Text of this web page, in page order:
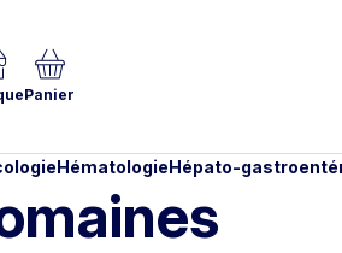
Panier
HématologieHépato-